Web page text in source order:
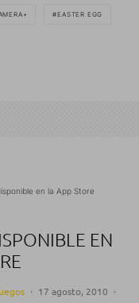
EASTER EGG
en la App Store
EN
· 17 agosto, 2010 ·